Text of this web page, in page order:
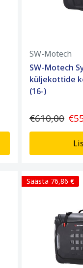
SW-Motech
SW-Motech
küljekottide
(16-)
€610,00
Säästa 76,86 €